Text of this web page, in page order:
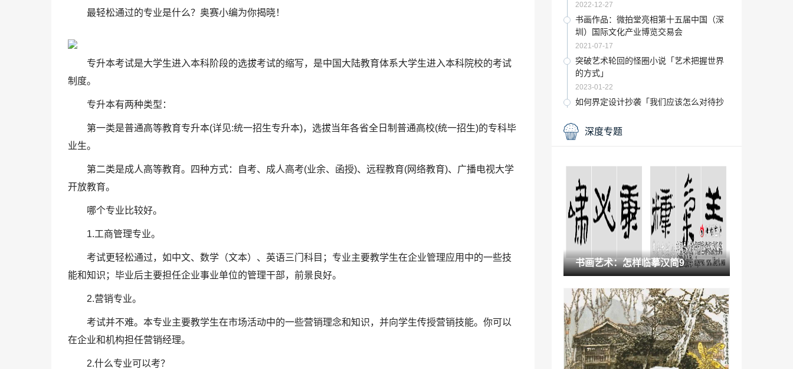
最轻松通过的专业是什么？奥赛小编为你揭晓！
专升本考试是大学生进入本科阶段的选拔考试的缩写，是中国大陆教育体系大学生进入本科院校的考试
制度。
专升本有两种类型：
第一类是普通高等教育专升本(详见:统一招生专升本)，选拔当年各省全日制普通高校(统一招生)的专科毕
业生。
第二类是成人高等教育。四种方式：自考、成人高考(业余、函授)、远程教育(网络教育)、广播电视大学
开放教育。
哪个专业比较好。
1.工商管理专业。
考试更轻松通过，如中文、数学（文本）、英语三门科目；专业主要教学生在企业管理应用中的一些技
能和知识；毕业后主要担任企业事业单位的管理干部，前景良好。
2.营销专业。
考试并不难。本专业主要教学生在市场活动中的一些营销理念和知识，并向学生传授营销技能。你可以
在企业和机构担任营销经理。
2.什么专业可以考？
2022-12-27
书画作品：微拍堂亮相第十五届中国（深
圳）国际文化产业博览交易会
2021-07-17
突破艺术轮回的怪圈小说「艺术把握世界
的方式」
2023-01-22
如何界定设计抄袭「我们应该怎么对待抄
2023-01-31
舞蹈是一场美丽的修行「学习舞蹈 就是踏
上变美的旅程」
2023-01-08
“瓷砖”雅骏陶瓷重磅推出极具前瞻价值通
体大理石瓷砖
2022-09-11
宁海民间艺术「村民都是“艺术家”浙江宁
海“艺术乡村”激活共富因子」
2023-01-25
“皇室”嘉俊陶瓷携手深圳设计师协会发布1
1款皇室御品升级系列
2022-09-23
羚羊木雕是初中几年级的课文「一年级」
深度专题
书画艺术：怎样临摹汉简9